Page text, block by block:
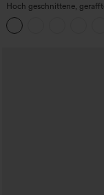
Hoch geschnittene,
Yoga-Pedal-Pusher-
Taschen